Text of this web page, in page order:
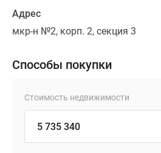
Адрес
мкр-н №2, корп. 2, секция 3
Способы покупки
Стоимость недвижимости